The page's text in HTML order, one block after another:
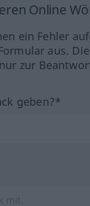
Online
ein Fehler
aus.
zur
geben?*